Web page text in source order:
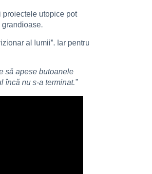
proiectele utopice pot
al lumii”. Iar pentru
să apese butoanele
încă nu s-a terminat.”